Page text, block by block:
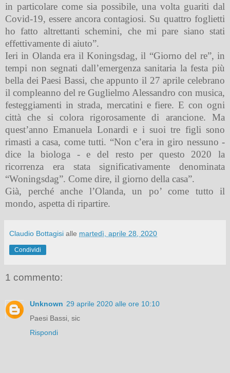
in particolare come sia possibile, una volta guariti dal
Covid-19, essere ancora contagiosi. Su quattro foglietti
ho fatto altrettanti schemini, che mi pare siano stati
effettivamente di aiuto”.
Ieri in Olanda era il Koningsdag, il “Giorno del re”, in
tempi non segnati dall’emergenza sanitaria la festa più
bella dei Paesi Bassi, che appunto il 27 aprile celebrano
il compleanno del re Guglielmo Alessandro con musica,
festeggiamenti in strada, mercatini e fiere. E con ogni
città che si colora rigorosamente di arancione. Ma
quest’anno Emanuela Lonardi e i suoi tre figli sono
rimasti a casa, come tutti. “Non c’era in giro nessuno -
dice la biologa - e del resto per questo 2020 la
ricorrenza era stata significativamente denominata
“Woningsdag”. Come dire, il giorno della casa”.
Già, perché anche l’Olanda, un po’ come tutto il
mondo, aspetta di ripartire.
Claudio Bottagisi alle martedì, aprile 28, 2020
Condividi
1 commento:
Unknown 29 aprile 2020 alle ore 10:10
Paesi Bassi, sic
Rispondi